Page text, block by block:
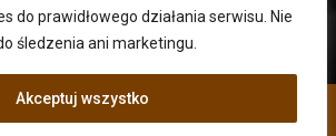
do prawidłowego działania serwisu. Nie
śledzenia ani marketingu.
Akceptuj wszystko